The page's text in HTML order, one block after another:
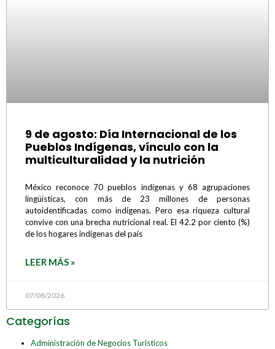
9 de agosto: Día Internacional de los
Pueblos Indígenas, vínculo con la
multiculturalidad y la nutrición
México reconoce 70 pueblos indígenas y 68 agrupaciones
lingüísticas, con más de 23 millones de personas
autoidentificadas como indígenas. Pero esa riqueza cultural
convive con una brecha nutricional real. El 42.2 por ciento (%)
de los hogares indígenas del país
LEER MÁS »
07/08/2026
Categorías
Administración de Negocios Turísticos